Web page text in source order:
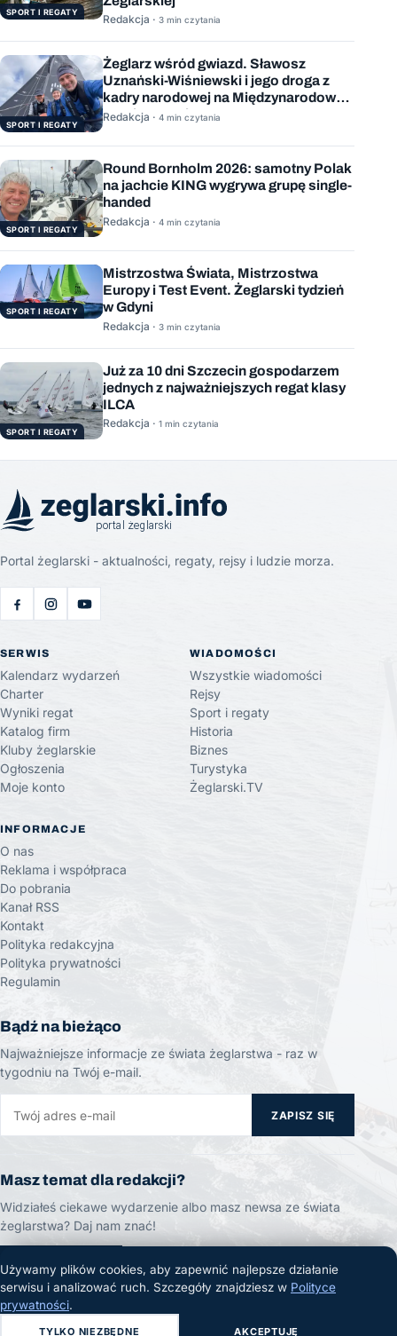
SPORT I REGATY
Redakcja · 3 min czytania
SPORT I REGATY
Żeglarz wśród gwiazd. Sławosz
Uznański-Wiśniewski i jego droga z
kadry narodowej na Międzynarodową
Stację Kosmiczną
Redakcja · 4 min czytania
SPORT I REGATY
Round Bornholm 2026: samotny Polak
na jachcie KING wygrywa grupę single-
handed
Redakcja · 4 min czytania
SPORT I REGATY
Mistrzostwa Świata, Mistrzostwa
Europy i Test Event. Żeglarski tydzień
w Gdyni
Redakcja · 3 min czytania
SPORT I REGATY
Już za 10 dni Szczecin gospodarzem
jednych z najważniejszych regat klasy
ILCA
Redakcja · 1 min czytania
Portal żeglarski - aktualności, regaty, rejsy i ludzie morza.
SERWIS
Kalendarz wydarzeń
Charter
Wyniki regat
Katalog firm
Kluby żeglarskie
Ogłoszenia
Moje konto
WIADOMOŚCI
Wszystkie wiadomości
Rejsy
Sport i regaty
Historia
Biznes
Turystyka
Żeglarski.TV
INFORMACJE
O nas
Reklama i współpraca
Do pobrania
Kanał RSS
Kontakt
Polityka redakcyjna
Polityka prywatności
Regulamin
Bądź na bieżąco
Najważniejsze informacje ze świata żeglarstwa - raz w
tygodniu na Twój e-mail.
ZAPISZ SIĘ
Masz temat dla redakcji?
Widziałeś ciekawe wydarzenie albo masz newsa ze świata
żeglarstwa? Daj nam znać!
ZGŁOŚ TEMAT
Używamy plików cookies, aby zapewnić najlepsze działanie
serwisu i analizować ruch. Szczegóły znajdziesz w Polityce
prywatności.
TYLKO NIEZBĘDNE AKCEPTUJĘ